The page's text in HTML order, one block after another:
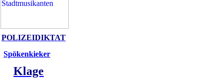
POLIZEIDIKTAT
Spökenkieker
Klage